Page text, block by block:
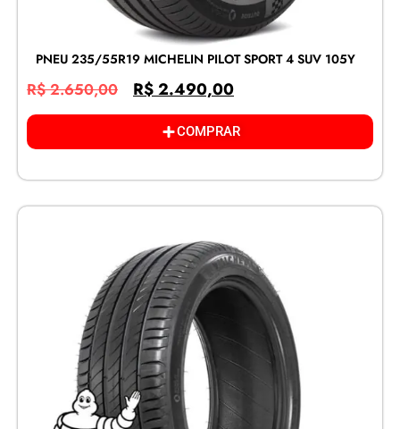
PNEU 235/55R19 MICHELIN PILOT SPORT 4 SUV 105Y
R$2.650,00 R$2.490,00
COMPRAR